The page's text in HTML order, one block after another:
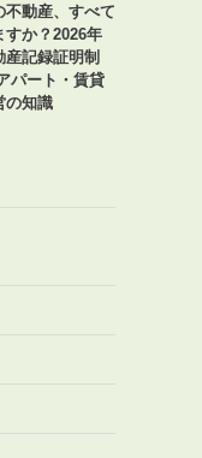
不動産、すべて
すか？2026年
産記録証明制
パート・賃貸
の知識